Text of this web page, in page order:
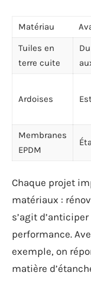
Matériau
Tuiles en
terre cuite
Ardoises
Membranes
EPDM
Chaque projet
matériaux :
s’agit
performance.
exemple, on
matière